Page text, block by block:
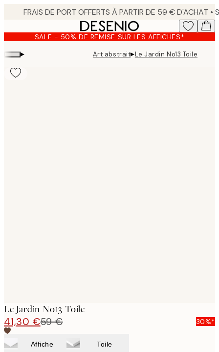
content.SALE - 50% DE REMISE SUR LES AFFICHES*
▸ Art abstrait▸Le Jardin No13 Toile
Le Jardin No13 Toile
41,30 €59 € 30%*
Affiche Toile